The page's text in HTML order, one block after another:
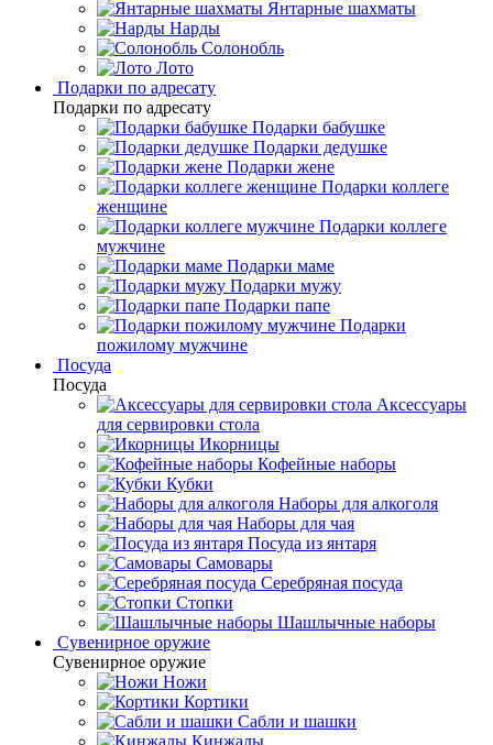
Янтарные шахматы
Нарды
Солонобль
Лото
Подарки по адресату
Подарки по адресату
Подарки бабушке
Подарки дедушке
Подарки жене
Подарки коллеге
женщине
Подарки коллеге
мужчине
Подарки маме
Подарки мужу
Подарки папе
Подарки
пожилому мужчине
Посуда
Посуда
Аксессуары
для сервировки стола
Икорницы
Кофейные наборы
Кубки
Наборы для алкоголя
Наборы для чая
Посуда из янтаря
Самовары
Серебряная посуда
Стопки
Шашлычные наборы
Сувенирное оружие
Сувенирное оружие
Ножи
Кортики
Сабли и шашки
Кинжалы